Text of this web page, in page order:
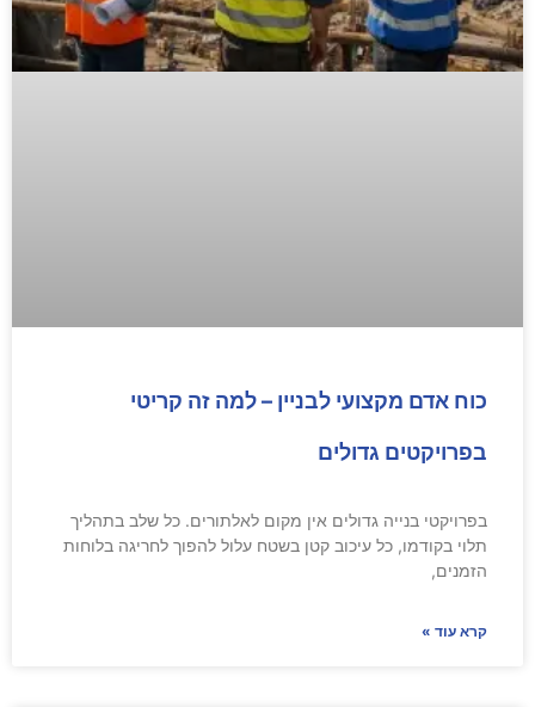
כוח אדם מקצועי לבניין – למה זה קריטי
בפרויקטים גדולים
בפרויקטי בנייה גדולים אין מקום לאלתורים. כל שלב בתהליך
תלוי בקודמו, כל עיכוב קטן בשטח עלול להפוך לחריגה בלוחות
הזמנים,
קרא עוד »